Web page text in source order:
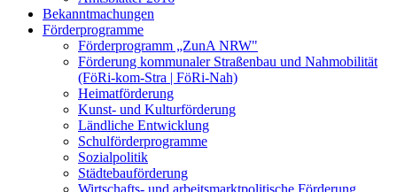
Bekanntmachungen
Förderprogramme
Förderprogramm „ZunA NRW"
Förderung kommunaler Straßenbau und Nahmobilität
(FöRi-kom-Stra | FöRi-Nah)
Heimatförderung
Kunst- und Kulturförderung
Ländliche Entwicklung
Schulförderprogramme
Sozialpolitik
Städtebauförderung
Wirtschafts- und arbeitsmarktpolitische Förderung